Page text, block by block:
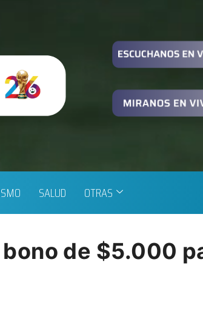
SALUD OTRAS
de $5.000